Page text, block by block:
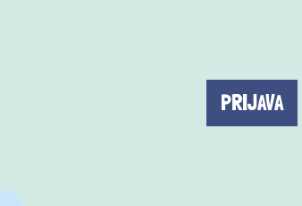
PRIJAVA